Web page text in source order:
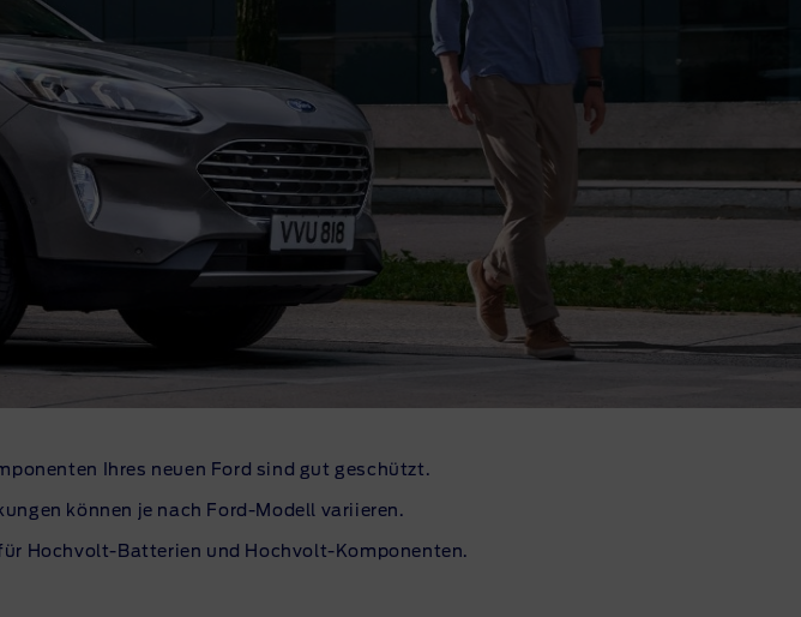
Ihres neuen Ford sind gut geschützt.
können je nach Ford-Modell variieren.
Hochvolt-Batterien und Hochvolt-Komponenten.